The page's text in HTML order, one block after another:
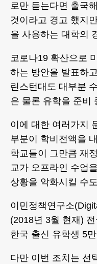
로만 듣는다면 출국
것이라고 경고 했지
을 사용하는 대학의
코로나19 확산으로
하는 방안을 발표하
린스턴대도 대부분
은 물론 유학을 준비
이에 대한 여러가지
부분이 학비전액을
학교들이 그만큼 재
교가 오프라인 수업
상황을 악화시킬 수
이민정책연구소
(2018년 3월 현재)
한국 출신 유학생 5
다만 이번 조치는 선